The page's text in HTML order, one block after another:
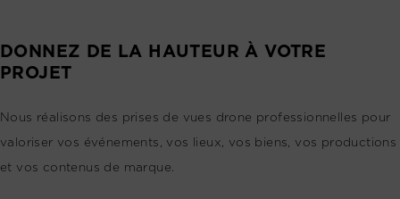
DONNEZ DE LA HAUTEUR À VOTRE
PROJET
Nous réalisons des prises de vues drone professionnelles pour
valoriser vos événements, vos lieux, vos biens, vos productions
et vos contenus de marque.